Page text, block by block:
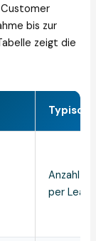
bis zur
zeigt die
Anzahl
per Lead